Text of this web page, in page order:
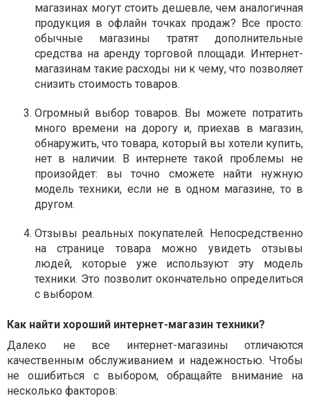
магазинах могут стоить дешевле, чем аналогичная
продукция в офлайн точках продаж? Все просто:
обычные магазины тратят дополнительные
средства на аренду торговой площади. Интернет-
магазинам такие расходы ни к чему, что позволяет
снизить стоимость товаров.
Огромный выбор товаров. Вы можете потратить
много времени на дорогу и, приехав в магазин,
обнаружить, что товара, который вы хотели купить,
нет в наличии. В интернете такой проблемы не
произойдет: вы точно сможете найти нужную
модель техники, если не в одном магазине, то в
другом.
Отзывы реальных покупателей. Непосредственно
на странице товара можно увидеть отзывы
людей, которые уже используют эту модель
техники. Это позволит окончательно определиться
с выбором.
Как найти хороший интернет-магазин техники?
Далеко не все интернет-магазины отличаются
качественным обслуживанием и надежностью. Чтобы
не ошибиться с выбором, обращайте внимание на
несколько факторов: